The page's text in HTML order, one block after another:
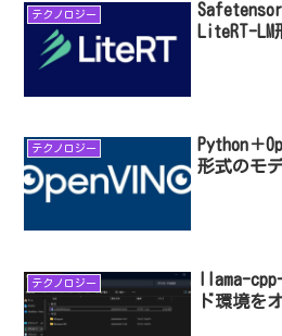
テクノロジー
LiteRT-
テクノロジー
Python＋
形式のモ
テクノロジー
llama-
ド環境を